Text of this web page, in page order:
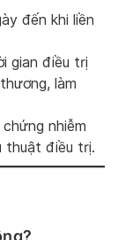
đến khi liền
gian điều trị
làm
nhiễm
thuật điều trị.